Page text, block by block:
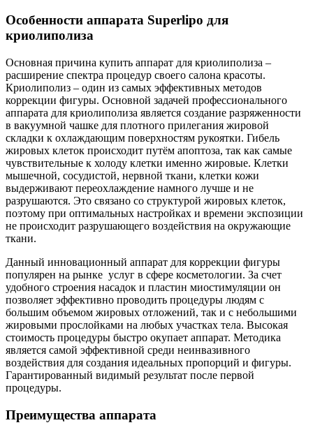
Особенности аппарата Superlipo для
криолиполиза
Основная причина купить аппарат для криолиполиза –
расширение спектра процедур своего салона красоты.
Криолиполиз – один из самых эффективных методов
коррекции фигуры. Основной задачей профессионального
аппарата для криолиполиза является создание разряженности
в вакуумной чашке для плотного прилегания жировой
складки к охлаждающим поверхностям рукоятки. Гибель
жировых клеток происходит путём апоптоза, так как самые
чувствительные к холоду клетки именно жировые. Клетки
мышечной, сосудистой, нервной ткани, клетки кожи
выдерживают переохлаждение намного лучше и не
разрушаются. Это связано со структурой жировых клеток,
поэтому при оптимальных настройках и времени экспозиции
не происходит разрушающего воздействия на окружающие
ткани.
Данный инновационный аппарат для коррекции фигуры
популярен на рынке услуг в сфере косметологии. За счет
удобного строения насадок и пластин миостимуляции он
позволяет эффективно проводить процедуры людям с
большим объемом жировых отложений, так и с небольшими
жировыми прослойками на любых участках тела. Высокая
стоимость процедуры быстро окупает аппарат. Методика
является самой эффективной среди неинвазивного
воздействия для создания идеальных пропорций и фигуры.
Гарантированный видимый результат после первой
процедуры.
Преимущества аппарата